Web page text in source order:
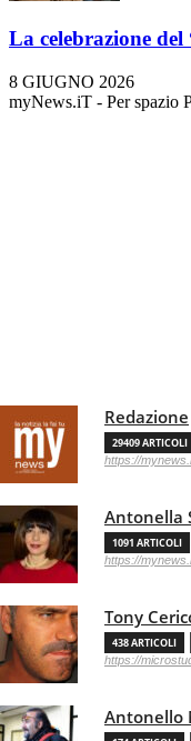
La celebrazione
8 GIUGNO 2026
myNews.iT - Per spazio
Redazione
29409 ARTICOLI
https://
Antonella
1091 ARTICOLI
https://
Tony
438 ARTICOLI
https://
Antonello